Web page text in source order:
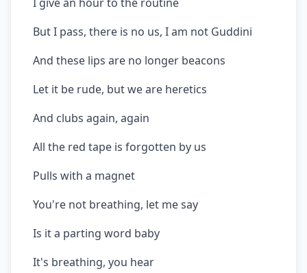
But I pass, there is no us, I am not Guddini
And these lips are no longer beacons
Let it be rude, but we are heretics
And clubs again, again
All the red tape is forgotten by us
Pulls with a magnet
You're not breathing, let me say
Is it a parting word baby
It's breathing, you hear